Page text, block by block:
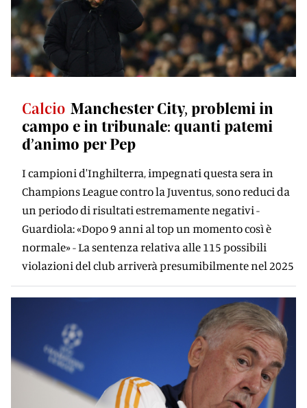
Calcio Manchester City, problemi in
campo e in tribunale: quanti patemi
d’animo per Pep
I campioni d'Inghilterra, impegnati questa sera in
Champions League contro la Juventus, sono reduci da
un periodo di risultati estremamente negativi -
Guardiola: «Dopo 9 anni al top un momento così è
normale» - La sentenza relativa alle 115 possibili
violazioni del club arriverà presumibilmente nel 2025